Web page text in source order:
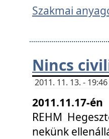
Szakmai
Nincs
2011. 11. 13. -
2011.11.17-
REHM
nekünk